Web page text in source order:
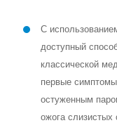
С
доступный
классической
первые
остуженным
ожога